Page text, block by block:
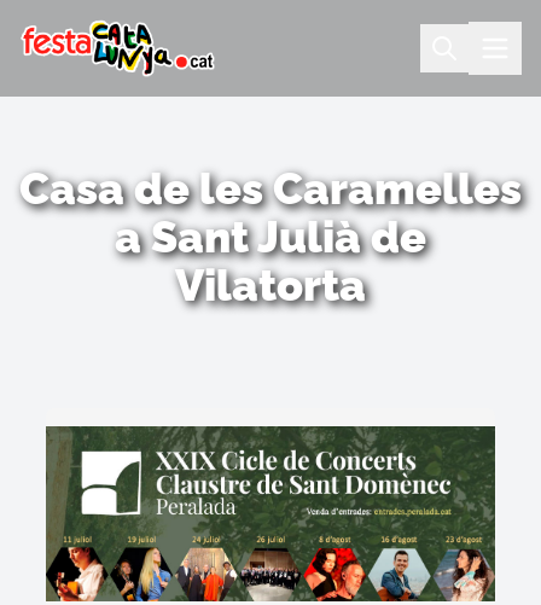
Casa de les Caramelles
a Sant Julià de
Vilatorta